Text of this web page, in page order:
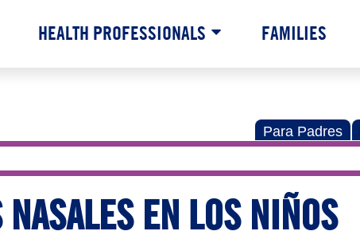
HEALTH PROFESSIONALS FAMILIES
Para Padres
EN LOS NIÑOS